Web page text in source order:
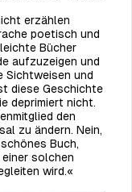
erzählen
poetisch und
Bücher
aufzuzeigen und
Sichtweisen und
diese Geschichte
deprimiert nicht.
den
zu ändern. Nein,
Buch,
solchen
wird.«